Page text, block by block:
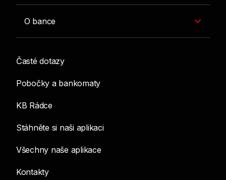
O bance
Časté dotazy
Pobočky a bankomaty
KB Rádce
Stáhněte si naši aplikaci
Všechny naše aplikace
Kontakty